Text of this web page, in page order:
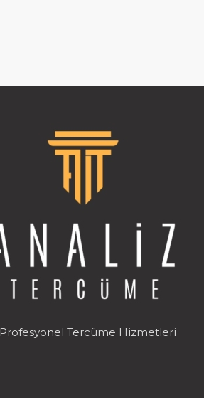
Profesyonel Tercüme Hizmetleri